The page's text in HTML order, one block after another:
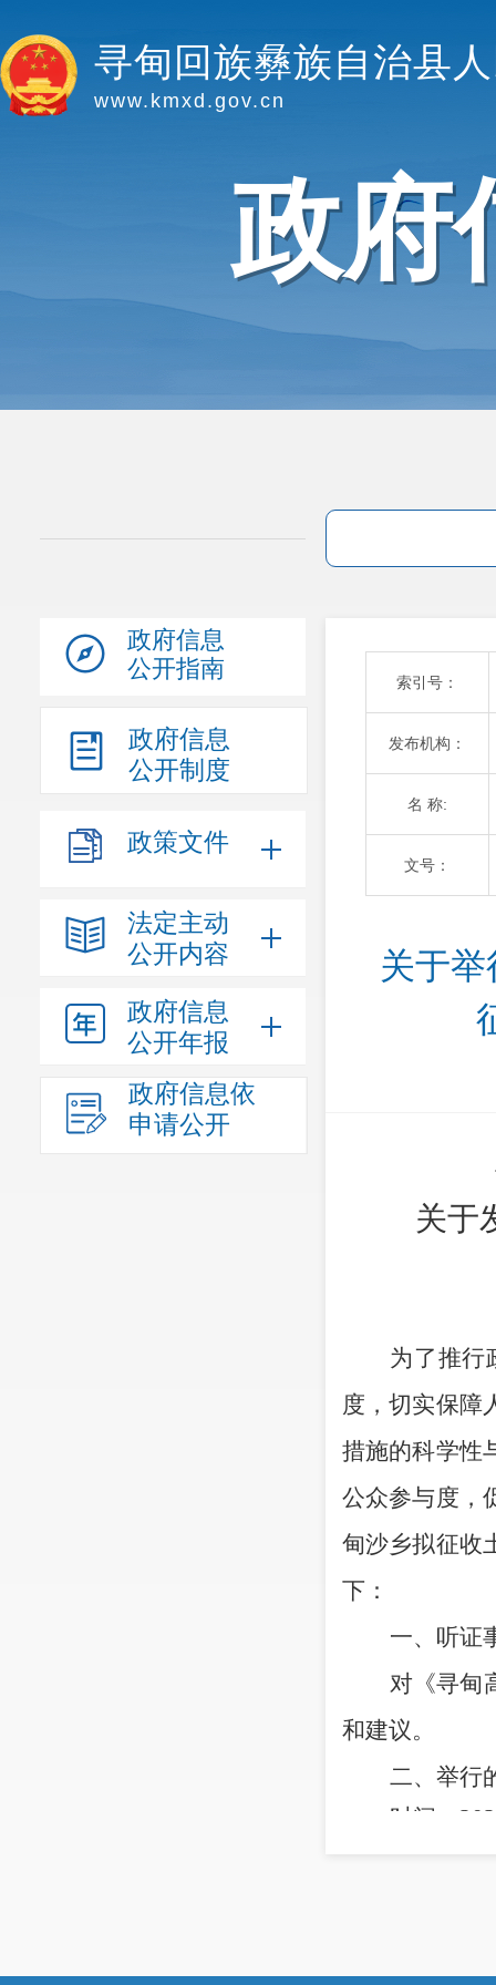
寻甸回族彝族自治县
www.kmxd.gov.cn
政府
政府信息
公开指南
政府信息
公开制度
政策文件
法定主动
公开内容
政府信息
公开年报
政府信息依
申请公开
索引号：
发布机构：
名 称:
文号：
关于
关于
为了推行
度，切实保障
措施的科学性
公众参与度，
甸沙乡拟征收
下：
一、听证
对 《寻甸
和建议。
二、举行
时间：